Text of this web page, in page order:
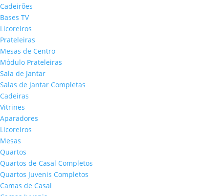
Cadeirões
Bases TV
Licoreiros
Prateleiras
Mesas de Centro
Módulo Prateleiras
Sala de Jantar
Salas de Jantar Completas
Cadeiras
Vitrines
Aparadores
Licoreiros
Mesas
Quartos
Quartos de Casal Completos
Quartos Juvenis Completos
Camas de Casal